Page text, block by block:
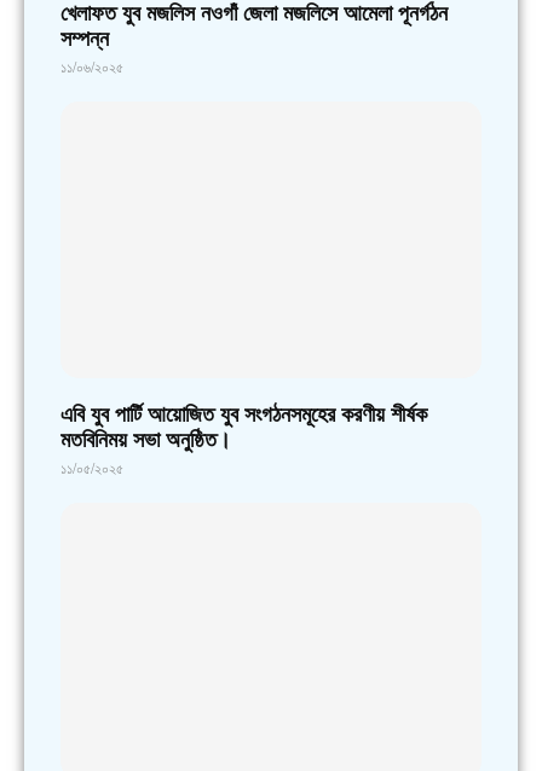
খেলাফত যুব মজলিস নওগাঁ জেলা মজলিসে আমেলা পূনর্গঠন
সম্পন্ন
১১/০৬/২০২৫
এবি যুব পার্টি আয়োজিত যুব সংগঠনসমূহের করণীয় শীর্ষক
মতবিনিময় সভা অনুষ্ঠিত।
১১/০৫/২০২৫